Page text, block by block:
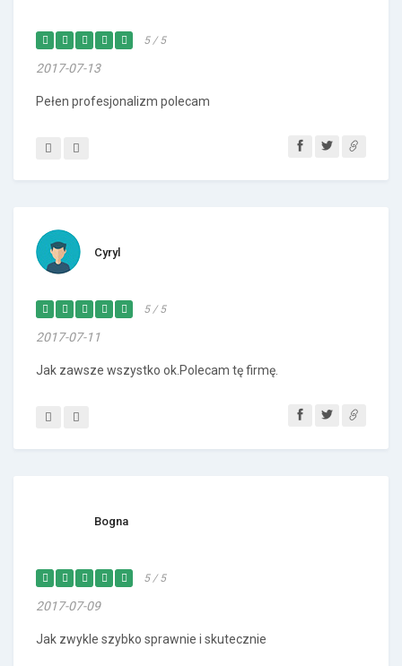
5 / 5
2017-07-13
Pełen profesjonalizm polecam
Cyryl
5 / 5
2017-07-11
Jak zawsze wszystko ok.Polecam tę firmę.
Bogna
5 / 5
2017-07-09
Jak zwykle szybko sprawnie i skutecznie